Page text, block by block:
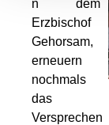
n dem
Erzbischof
Gehorsam,
erneuern
nochmals
das